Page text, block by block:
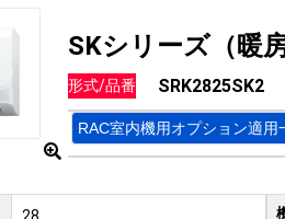
SKシリーズ（暖
形式/品番 SRK2825SK2
RAC室内機用オプション適用